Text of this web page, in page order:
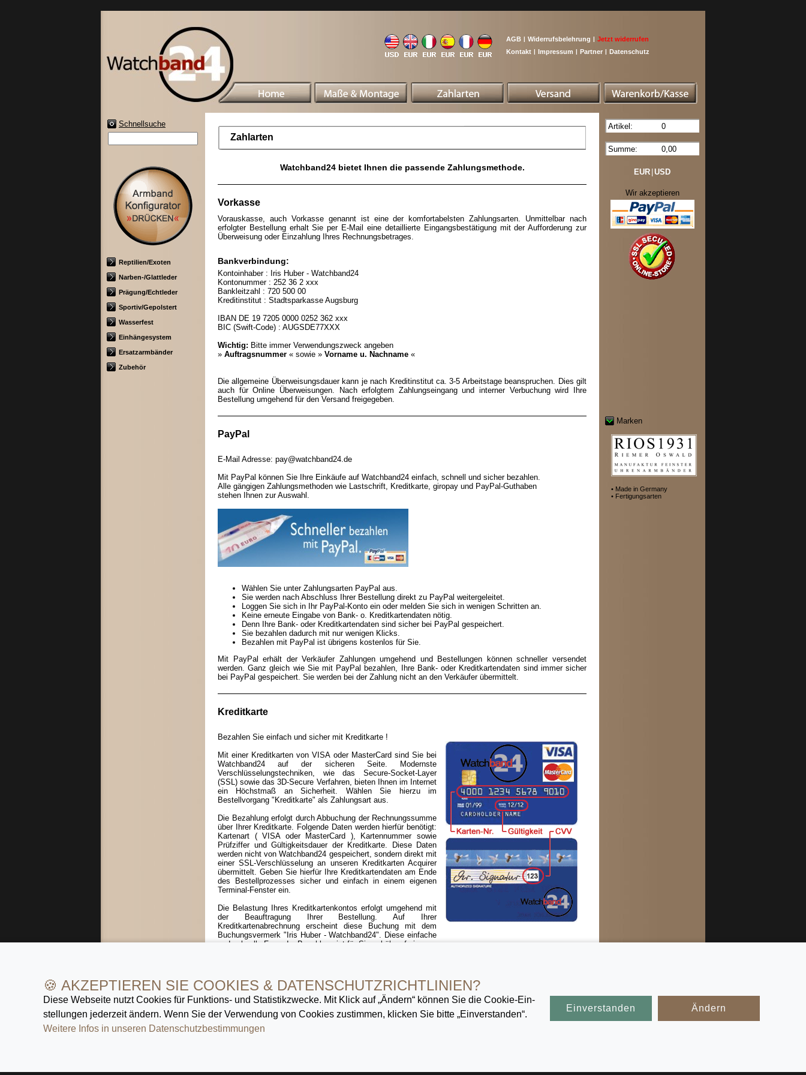
🍪 AKZEPTIEREN SIE COOKIES & DATENSCHUTZ­RICHTLINIEN?
Diese Webseite nutzt Cookies für Funktions- und Statistik­zwecke. Mit Klick auf „Ändern“ können Sie die Cookie-Ein­
stellungen jederzeit ändern. Wenn Sie der Verwendung von Cookies zustimmen, klicken Sie bitte „Einverstanden“.
Weitere Infos in unseren Datenschutz­bestimmungen
Einverstanden Ändern
AGB | Widerrufsbelehrung | Jetzt widerrufen
Kontakt | Impressum | Partner | Datenschutz
Schnellsuche
Reptilien/Exoten
Narben-/Glattleder
Prägung/Echtleder
Sportiv/Gepolstert
Wasserfest
Einhängesystem
Ersatzarmbänder
Zubehör
Zahlarten
Watchband24 bietet Ihnen die passende Zahlungsmethode.
Vorkasse
Vorauskasse, auch Vorkasse genannt ist eine der komfortabelsten Zahlungsarten. Unmittelbar nach
erfolgter Bestellung erhalt Sie per E-Mail eine detaillierte Eingangsbestätigung mit der Aufforderung zur
Überweisung oder Einzahlung Ihres Rechnungsbetrages.
Bankverbindung:
Kontoinhaber : Iris Huber - Watchband24
Kontonummer : 252 36 2 xxx
Bankleitzahl : 720 500 00
Kreditinstitut : Stadtsparkasse Augsburg
IBAN DE 19 7205 0000 0252 362 xxx
BIC (Swift-Code) : AUGSDE77XXX
Wichtig: Bitte immer Verwendungszweck angeben
» Auftragsnummer « sowie » Vorname u. Nachname «
Die allgemeine Überweisungsdauer kann je nach Kreditinstitut ca. 3-5 Arbeitstage beanspruchen. Dies gilt
auch für Online Überweisungen. Nach erfolgtem Zahlungseingang und interner Verbuchung wird Ihre
Bestellung umgehend für den Versand freigegeben.
PayPal
E-Mail Adresse: pay@watchband24.de
Mit PayPal können Sie Ihre Einkäufe auf Watchband24 einfach, schnell und sicher bezahlen.
Alle gängigen Zahlungsmethoden wie Lastschrift, Kreditkarte, giropay und PayPal-Guthaben
stehen Ihnen zur Auswahl.
Wählen Sie unter Zahlungsarten PayPal aus.
Sie werden nach Abschluss Ihrer Bestellung direkt zu PayPal weitergeleitet.
Loggen Sie sich in Ihr PayPal-Konto ein oder melden Sie sich in wenigen Schritten an.
Keine erneute Eingabe von Bank- o. Kreditkartendaten nötig.
Denn Ihre Bank- oder Kreditkartendaten sind sicher bei PayPal gespeichert.
Sie bezahlen dadurch mit nur wenigen Klicks.
Bezahlen mit PayPal ist übrigens kostenlos für Sie.
Mit PayPal erhält der Verkäufer Zahlungen umgehend und Bestellungen können schneller versendet
werden. Ganz gleich wie Sie mit PayPal bezahlen, Ihre Bank- oder Kreditkartendaten sind immer sicher
bei PayPal gespeichert. Sie werden bei der Zahlung nicht an den Verkäufer übermittelt.
Kreditkarte
Bezahlen Sie einfach und sicher mit Kreditkarte !
Mit einer Kreditkarten von VISA oder MasterCard sind Sie bei
Watchband24 auf der sicheren Seite. Modernste
Verschlüsselungstechniken, wie das Secure-Socket-Layer
(SSL) sowie das 3D-Secure Verfahren, bieten Ihnen im Internet
ein Höchstmaß an Sicherheit. Wählen Sie hierzu im
Bestellvorgang "Kreditkarte" als Zahlungsart aus.
Die Bezahlung erfolgt durch Abbuchung der Rechnungssumme
über Ihrer Kreditkarte. Folgende Daten werden hierfür benötigt:
Kartenart ( VISA oder MasterCard ), Kartennummer sowie
Prüfziffer und Gültigkeitsdauer der Kreditkarte. Diese Daten
werden nicht von Watchband24 gespeichert, sondern direkt mit
einer SSL-Verschlüsselung an unseren Kreditkarten Acquirer
übermittelt. Geben Sie hierfür Ihre Kreditkartendaten am Ende
des Bestellprozesses sicher und einfach in einem eigenen
Terminal-Fenster ein.
Die Belastung Ihres Kreditkartenkontos erfolgt umgehend mit
der Beauftragung Ihrer Bestellung. Auf Ihrer
Kreditkartenabrechnung erscheint diese Buchung mit dem
Buchungsvermerk "Iris Huber - Watchband24". Diese einfache
und schnelle Form der Bezahlung ist für Sie gebührenfrei.
»Zeit zu wechseln« Ihr neuesUhrenarmbandfinden Sie hier! WATCHBAND24 führt ausschließlich Uhrenarmbänder
namhafter Qualitätshersteller. Unser umfangreiches Angebot an
erstreckt sich vom preiswerten Lederarmband
über hochwertige Marken
ein ausgewähltes Sortiment an
Artikel: 0
Summe: 0,00
EUR USD
Wir akzeptieren
Marken
• Made in Germany
• Fertigungsarten